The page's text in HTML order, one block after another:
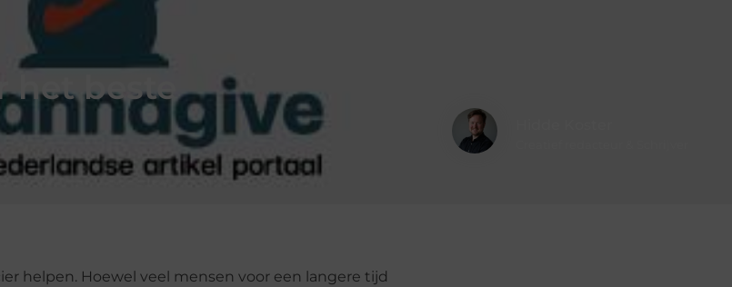
het beste
helpen. Hoewel veel mensen voor een langere tijd